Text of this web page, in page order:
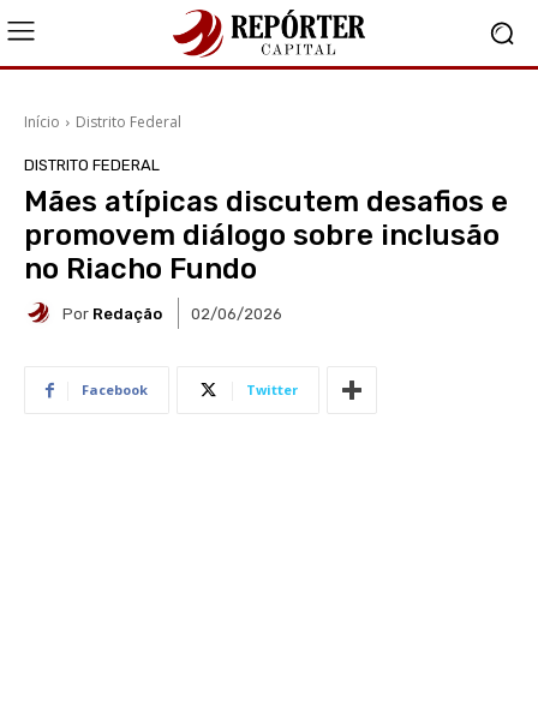
Início Distrito Federal
DISTRITO FEDERAL
Mães atípicas discutem desafios e
promovem diálogo sobre inclusão
no Riacho Fundo
Por Redação 02/06/2026
Facebook Twitter